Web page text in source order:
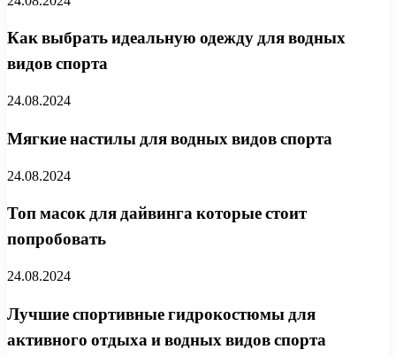
Как выбрать идеальную одежду для водных
видов спорта
24.08.2024
Мягкие настилы для водных видов спорта
24.08.2024
Топ масок для дайвинга которые стоит
попробовать
24.08.2024
Лучшие спортивные гидрокостюмы для
активного отдыха и водных видов спорта